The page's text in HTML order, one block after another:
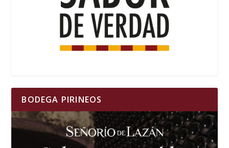
BODEGA PIRINEOS